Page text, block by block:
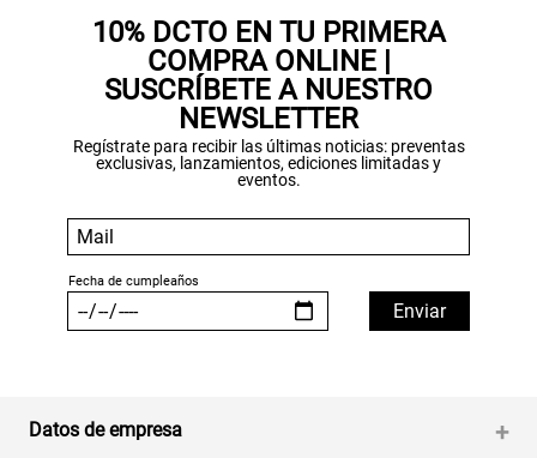
10% DCTO EN TU PRIMERA
COMPRA ONLINE |
SUSCRÍBETE A NUESTRO
NEWSLETTER
Regístrate para recibir las últimas noticias: preventas
exclusivas, lanzamientos, ediciones limitadas y
eventos.
Gracias por inscribirte!
Aquí esta tu cupón, usalo en tu siguiente
compra. Valido por 72 hrs.
SUSPE01
Datos de empresa +